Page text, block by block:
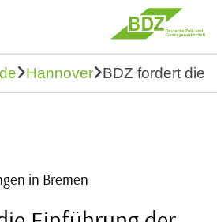
Hannover BDZ fordert die
in Bremen